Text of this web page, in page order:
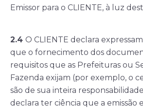
Emissor para o CLIENTE, à luz
2.4 O CLIENTE declara
que o fornecimento dos
requisitos que as Prefeituras ou
Fazenda exijam (por exemplo, o
são de sua inteira
declara ter ciência que a emissão